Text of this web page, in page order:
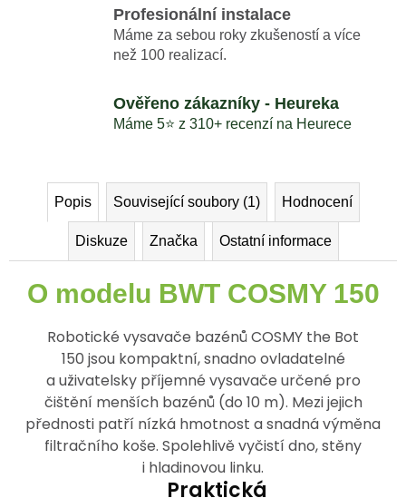
Profesionální instalace
Máme za sebou roky zkušeností a více
než 100 realizací.
Ověřeno zákazníky - Heureka
Máme 5⭐️ z 310+ recenzí na Heurece
Popis Související soubory (1) Hodnocení
Diskuze Značka Ostatní informace
O modelu BWT COSMY 150
Robotické vysavače bazénů COSMY the Bot
150 jsou kompaktní, snadno ovladatelné
a uživatelsky příjemné vysavače určené pro
čištění menších bazénů (do 10 m). Mezi jejich
přednosti patří nízká hmotnost a snadná výměna
filtračního koše. Spolehlivě vyčistí dno, stěny
i hladinovou linku.
Praktická